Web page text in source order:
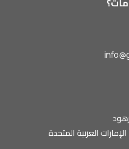
العربية المتحدة